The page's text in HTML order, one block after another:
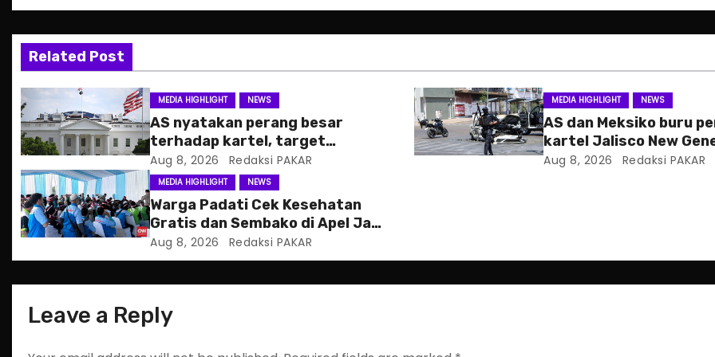
v
i
g
a
t
i
o
n
Related Post
MEDIA HIGHLIGHT NEWS
AS nyatakan perang besar
terhadap kartel, target
pertama CJNG
Aug 8, 2026 Redaksi PAKAR
MEDIA HIGHLIGHT NEWS
AS dan Meksiko buru
kartel Jalisco New
Aug 8, 2026 Redaksi PAKAR
MEDIA HIGHLIGHT NEWS
Warga Padati Cek Kesehatan
Gratis dan Sembako di Apel Jaga
Jakarta
Aug 8, 2026 Redaksi PAKAR
Leave a Reply